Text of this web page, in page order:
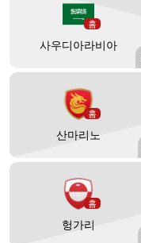
홈
사우디아라비아
홈
산마리노
홈
헝가리